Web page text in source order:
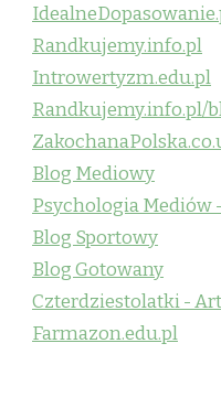
Randkujemy.info.pl
Introwertyzm.edu.pl
Randkujemy.info.pl/
Blog Mediowy
Psychologia Mediów
Blog Sportowy
Blog Gotowany
Czterdziestolatki -
Farmazon.edu.pl